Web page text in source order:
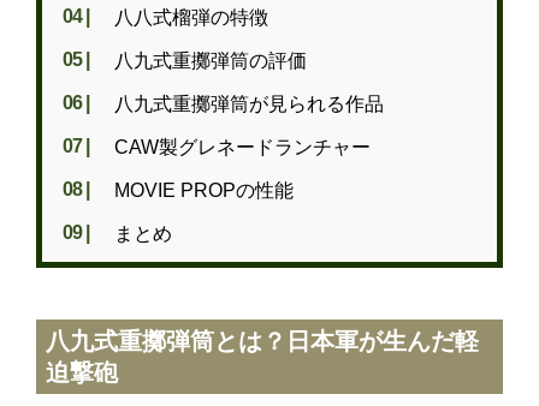
ご利用が初めての方へ
宅配買取の流れ
出張買取の流れ
店頭買取の流れ
よくある質問
くれいも屋について
八八式榴弾の特徴
八九式重擲弾筒の評価
八九式重擲弾筒が見られる作品
CAW製グレネードランチャー
MOVIE PROPの性能
まとめ
八九式重擲弾筒とは？日本軍が生んだ軽
迫撃砲